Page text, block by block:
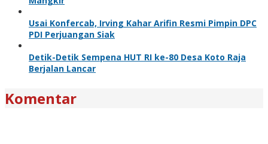
Usai Konfercab, Irving Kahar Arifin Resmi Pimpin DPC
PDI Perjuangan Siak
Detik-Detik Sempena HUT RI ke-80 Desa Koto Raja
Berjalan Lancar
Komentar